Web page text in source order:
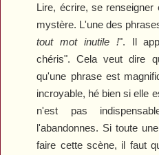
Lire, écrire, se
mystère. L'une des
tout mot inutile !". Il
chéris". Cela veut dire
qu'une phrase est
incroyable, hé bien si elle
n'est pas
l'abandonnes. Si toute
faire cette scène, il faut